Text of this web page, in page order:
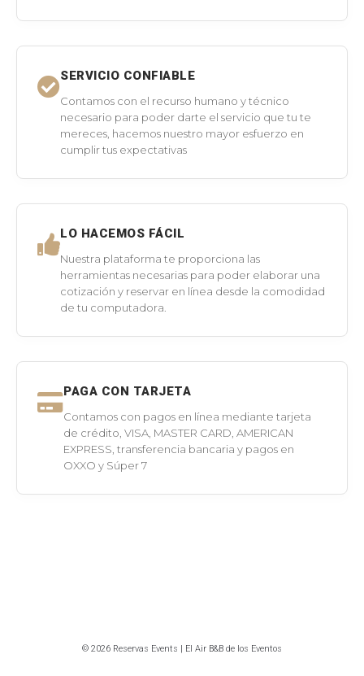
SERVICIO CONFIABLE
Contamos con el recurso humano y técnico
necesario para poder darte el servicio que tu te
mereces, hacemos nuestro mayor esfuerzo en
cumplir tus expectativas
LO HACEMOS FÁCIL
Nuestra plataforma te proporciona las
herramientas necesarias para poder elaborar una
cotización y reservar en línea desde la comodidad
de tu computadora.
PAGA CON TARJETA
Contamos con pagos en línea mediante tarjeta
de crédito, VISA, MASTER CARD, AMERICAN
EXPRESS, transferencia bancaria y pagos en
OXXO y Súper 7
© 2026 Reservas Events | El Air B&B de los Eventos